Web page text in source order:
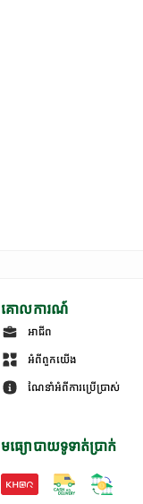
គោលការណ៍
អាជីព
អំពីពួកយើង
ណែនាំអំពីការប្រើប្រាស់
មធ្យោបាយទូទាត់ប្រាក់